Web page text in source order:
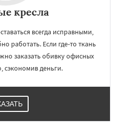
кресла
всегда исправными,
работать. Если где-то ткань
заказать обивку офисных
сэкономив деньги.